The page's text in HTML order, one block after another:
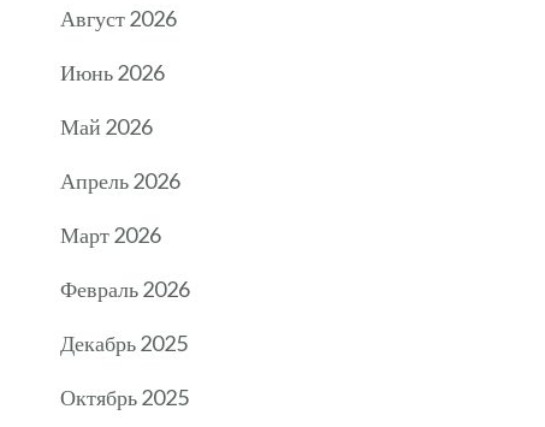
Август 2026
Июнь 2026
Май 2026
Апрель 2026
Март 2026
Февраль 2026
Декабрь 2025
Октябрь 2025